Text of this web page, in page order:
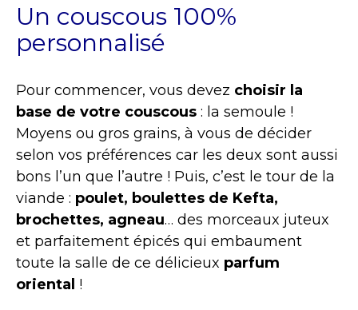
Un couscous 100%
personnalisé
Pour commencer, vous devez choisir la
base de votre couscous : la semoule !
Moyens ou gros grains, à vous de décider
selon vos préférences car les deux sont aussi
bons l’un que l’autre ! Puis, c’est le tour de la
viande : poulet, boulettes de Kefta,
brochettes, agneau… des morceaux juteux
et parfaitement épicés qui embaument
toute la salle de ce délicieux parfum
oriental !